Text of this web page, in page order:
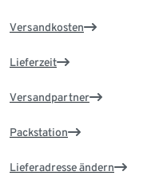
Versandkosten
Lieferzeit
Versandpartner
Packstation
Lieferadresse ändern